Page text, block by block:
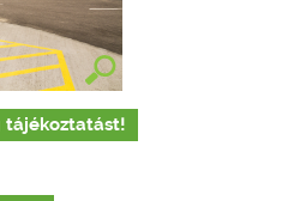
tájékoztatást!